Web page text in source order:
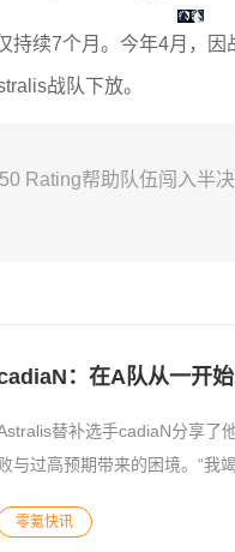
持续7个月。今年4月，
战队下放。
Rating帮助队伍闯入半
：在A队从一开
替补选手cadiaN分享了
与过高预期带来的困境。“我
零氪快讯